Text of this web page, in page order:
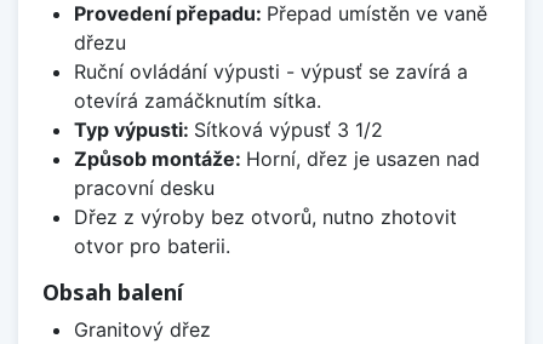
Provedení přepadu: Přepad umístěn ve vaně
dřezu
Ruční ovládání výpusti - výpusť se zavírá a
otevírá zamáčknutím sítka.
Typ výpusti: Sítková výpusť 3 1/2
Způsob montáže: Horní, dřez je usazen nad
pracovní desku
Dřez z výroby bez otvorů, nutno zhotovit
otvor pro baterii.
Obsah balení
Granitový dřez